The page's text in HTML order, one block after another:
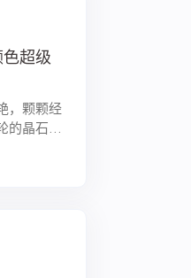
超级
，颗颗经
的晶石之
戴它，
兔毛聚